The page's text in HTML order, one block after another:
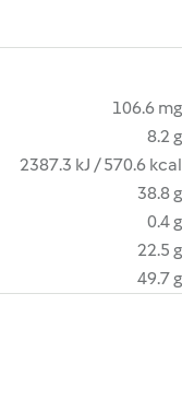
106.6 mg
8.2 g
2387.3 kJ / 570.6 kcal
38.8 g
0.4 g
22.5 g
49.7 g